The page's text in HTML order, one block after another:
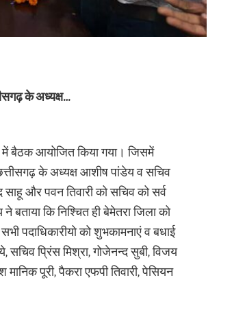
के अध्यक्ष…
में बैठक आयोजित किया गया। जिसमें
के अध्यक्ष आशीष पांडेय व सचिव
साहू और पवन तिवारी को सचिव को सर्व
कि निश्चित ही बेमेतरा जिला को
पदाधिकारीयो को शुभकामनाएं व बधाई
प्रिंस मिश्रा, गोजेनन्द सुबी, विजय
पूरी, पैकरा एफपी तिवारी, पेसियन